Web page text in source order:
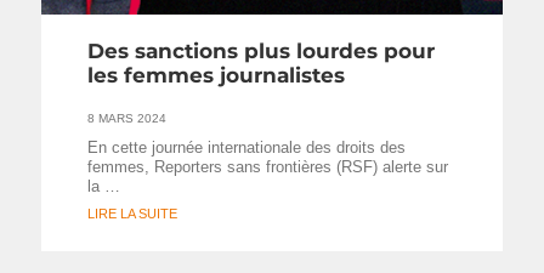
Des sanctions plus lourdes pour
les femmes journalistes
8 MARS 2024
En cette journée internationale des droits des
femmes, Reporters sans frontières (RSF) alerte sur
la …
LIRE LA SUITE